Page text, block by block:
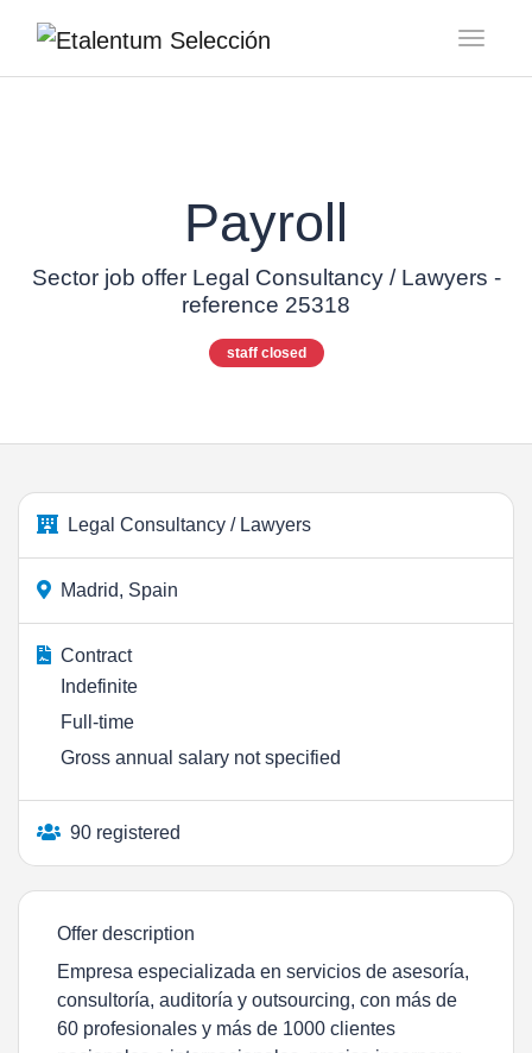
Payroll
Sector job offer Legal Consultancy / Lawyers -
reference 25318
staff closed
Legal Consultancy / Lawyers
Madrid, Spain
Contract
Indefinite
Full-time
Gross annual salary not specified
90 registered
Offer description
Empresa especializada en servicios de asesoría,
consultoría, auditoría y outsourcing, con más de
60 profesionales y más de 1000 clientes